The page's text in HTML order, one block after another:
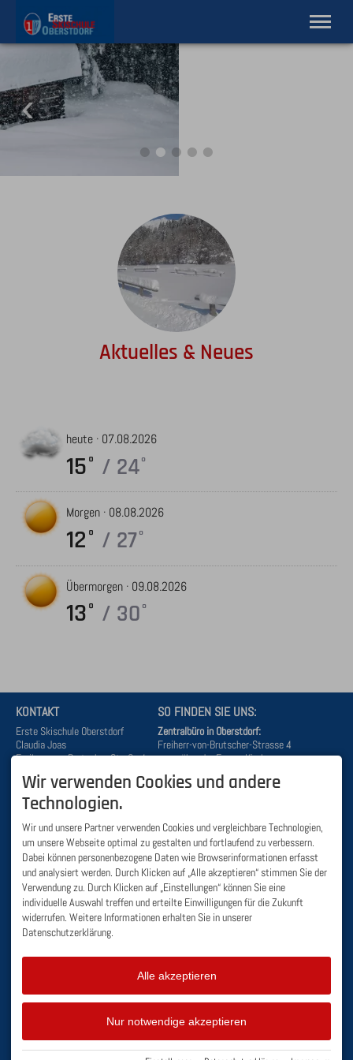
Qualität aus Tradition, seit 1932
Home
Ski Alpin
Aktuelles & Neues
heute · 07.08.2026
15° / 24°
Morgen · 08.08.2026
12° / 27°
Übermorgen · 09.08.2026
13° / 30°
KONTAKT
Erste Skischule Oberstdorf
Claudia Joas
Freiherr-von-Brutscher-Straße 4
87561 Oberstdorf
DEUTSCHLAND
Tel.+49 8322 3110
Mobil+49 171 641 98 33
info@skischule-oberstdorf.de
SO FINDEN SIE UNS:
Zentralbüro in Oberstdorf:
Freiherr-von-Brutscher-Strasse 4
gegenüber der Evang. Kirche
87561 Oberstdorf
Büro Söllereck:
87561 Oberstdorf
BÜRO ÖFFNUNGSZEITEN
Zentralbüro:Skiverleih und
Skischule geschlossen
Büro Söllereck: geschlossen
WICHTIGE LINKS:
Online Kursanfrage
Wintersportbericht
Liftstatus Bergbahnen
Busfahrplan Oberstdorf -
Fellhornbahn
Facebook
Wir verwenden Cookies und andere
Technologien.
Wir und unsere Partner verwenden Cookies und vergleichbare Technologien,
um unsere Webseite optimal zu gestalten und fortlaufend zu verbessern.
Dabei können personenbezogene Daten wie Browserinformationen erfasst
und analysiert werden. Durch Klicken auf „Alle akzeptieren“ stimmen Sie der
Verwendung zu. Durch Klicken auf „Einstellungen“ können Sie eine
individuelle Auswahl treffen und erteilte Einwilligungen für die Zukunft
widerrufen. Weitere Informationen erhalten Sie in unserer
Datenschutzerklärung.
Alle akzeptieren
Nur notwendige akzeptieren